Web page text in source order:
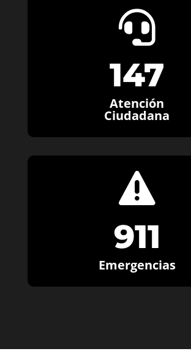

147
Atención
Ciudadana

911
Emergencias